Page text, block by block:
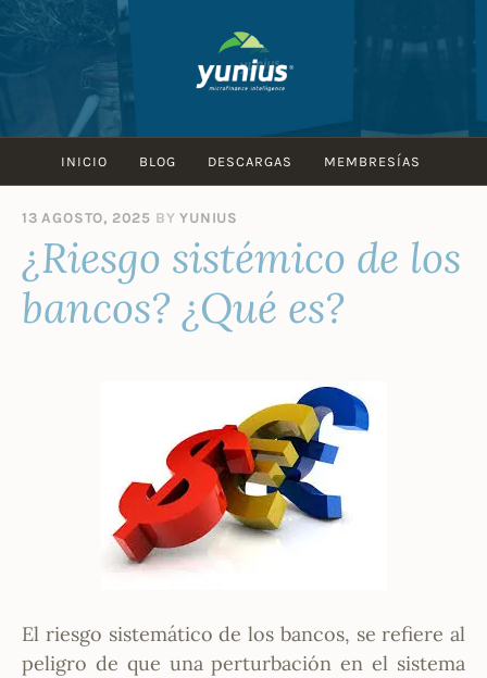
Skip
to
content
INICIO BLOG DESCARGAS MEMBRESÍAS
13 AGOSTO, 2025 BYYUNIUS
¿Riesgo sistémico de los
bancos? ¿Qué es?
El riesgo sistemático de los bancos, se refiere al
peligro de que una perturbación en el sistema